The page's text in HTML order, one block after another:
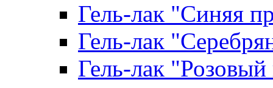
Гель-лак "Синяя
Гель-лак
Гель-лак